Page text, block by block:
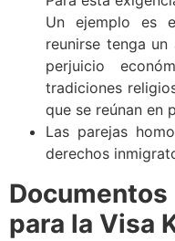
Un ejemplo es
reunirse tenga
perjuicio
tradiciones
que se reúnan en
Las parejas
derechos
para la Visa